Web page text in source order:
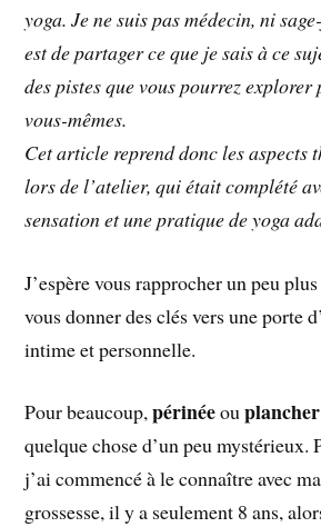
yoga. Je ne suis pas médecin, ni
est de partager ce que je sais à ce
des pistes que vous pourrez
vous-mêmes.
Cet article reprend donc les aspects
lors de l’atelier, qui était complété
sensation et une pratique de yoga
J’espère vous rapprocher un peu
vous donner des clés vers une porte
intime et personnelle.
Pour beaucoup,périnéeou
quelque chose d’un peu mystérieux.
j’ai commencé à le connaître avec
grossesse, il y a seulement 8 ans,